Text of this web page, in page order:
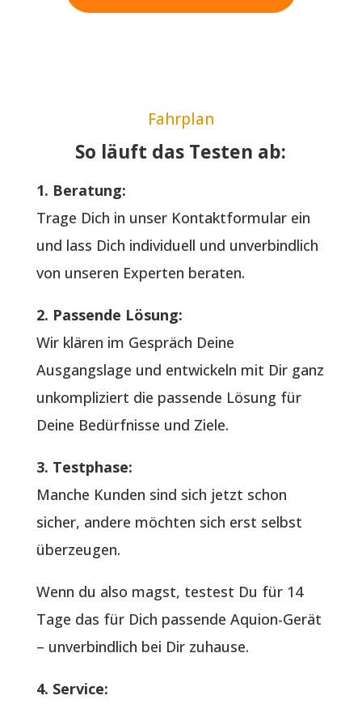
Fahrplan
So läuft das Testen ab:
1. Beratung:
Trage Dich in unser Kontaktformular ein
und lass Dich individuell und unverbindlich
von unseren Experten beraten.
2. Passende Lösung:
Wir klären im Gespräch Deine
Ausgangslage und entwickeln mit Dir ganz
unkompliziert die passende Lösung für
Deine Bedürfnisse und Ziele.
3. Testphase:
Manche Kunden sind sich jetzt schon
sicher, andere möchten sich erst selbst
überzeugen.
Wenn du also magst, testest Du für 14
Tage das für Dich passende Aquion-Gerät
– unverbindlich bei Dir zuhause.
4. Service: